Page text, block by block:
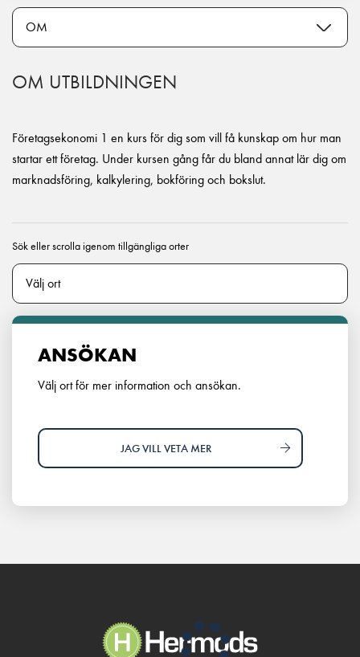
OM UTBILDNINGEN
Företagsekonomi 1 en kurs för dig som vill få kunskap om hur man
startar ett företag. Under kursen gång får du bland annat lär dig om
marknadsföring, kalkylering, bokföring och bokslut.
Sök eller scrolla igenom tillgängliga orter
ANSÖKAN
Välj ort för mer information och ansökan.
JAG VILL VETA MER